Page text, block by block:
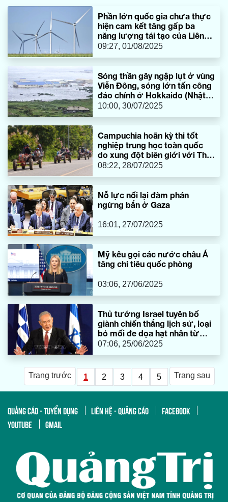
Phần lớn quốc gia chưa thực
hiện cam kết tăng gấp ba
năng lượng tái tạo của Liên
hợp quốc
09:27, 01/08/2025
Sóng thần gây ngập lụt ở vùng
Viễn Đông, sóng lớn tấn công
đảo chính ở Hokkaido (Nhật
Bản)
10:00, 30/07/2025
Campuchia hoãn kỳ thi tốt
nghiệp trung học toàn quốc
do xung đột biên giới với Thái
Lan
08:22, 28/07/2025
Nỗ lực nối lại đàm phán
ngừng bắn ở Gaza
16:01, 27/07/2025
Mỹ kêu gọi các nước châu Á
tăng chi tiêu quốc phòng
03:06, 27/06/2025
Thủ tướng Israel tuyên bố
giành chiến thắng lịch sử, loại
bỏ mối đe dọa hạt nhân từ
Iran
07:06, 25/06/2025
Trang trước 1 2 3 4 5 Trang sau
QUẢNG CÁO - TUYỂN DỤNG LIÊN HỆ - QUẢNG CÁO
FACEBOOK
YOUTUBE
GMAIL